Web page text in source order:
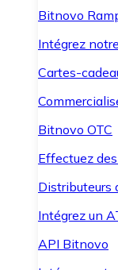
Bitnovo
Intégrez
Cartes-
Bitnovo OTC
Effectuez
Distributeurs
Intégrez un
API Bitnovo